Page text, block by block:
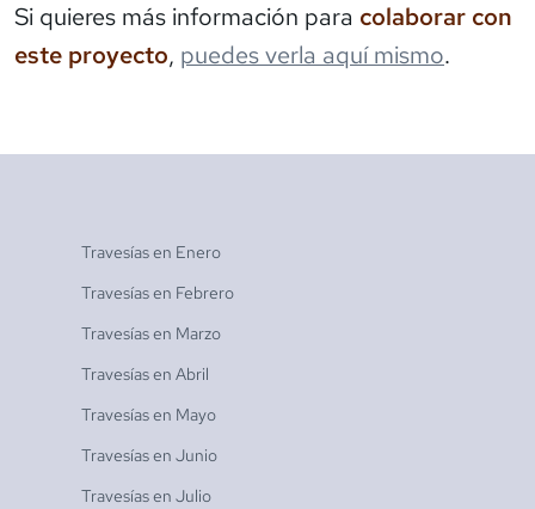
Si quieres más información para colaborar con
este proyecto, puedes verla aquí mismo.
Travesías en Enero
Travesías en Febrero
Travesías en Marzo
Travesías en Abril
Travesías en Mayo
Travesías en Junio
Travesías en Julio